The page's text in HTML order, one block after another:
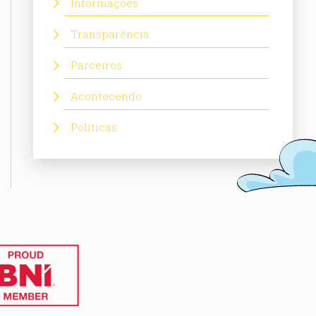
Transparência
Parceiros
Acontecendo
Políticas